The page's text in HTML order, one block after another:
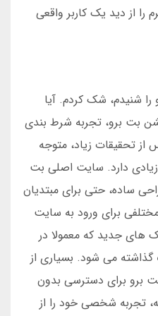
را از دید یک کاربر واقعی
را شنیدم، شک کردم. آیا
بت برو، تجربه شرط بندی
تحقیقات زیاد، متوجه
زیادی دارد. سایت اصلی بت
ساده، حتی برای مبتدیان
برای ورود به سایت
های جدید که معمولا در
گذاشته می شود. بسیاری از
برو برای دسترسی بدون
تجربه شخصی خود را از